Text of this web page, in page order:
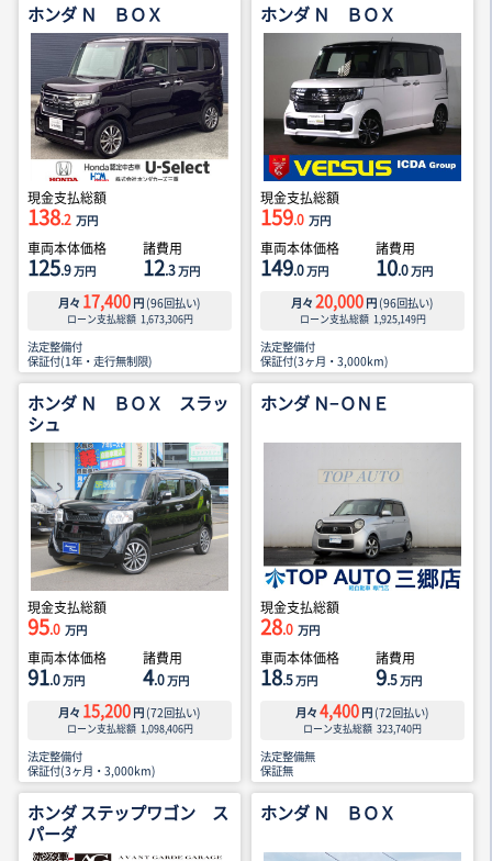
ホンダ Ｎ ＢＯＸ
現金支払総額
138.2 万円
車両本体価格
125.9万円
諸費用
12.3万円
月々 17,400 円 (96回払い)
ローン支払総額 1,673,306円
法定整備付
保証付(1年・走行無制限)
ホンダ Ｎ ＢＯＸ
現金支払総額
159.0 万円
車両本体価格
149.0万円
諸費用
10.0万円
月々 20,000 円 (96回払い)
ローン支払総額 1,925,149円
法定整備付
保証付(3ヶ月・3,000km)
ホンダ Ｎ ＢＯＸ スラッ
シュ
現金支払総額
95.0 万円
車両本体価格
91.0万円
諸費用
4.0万円
月々 15,200 円 (72回払い)
ローン支払総額 1,098,406円
法定整備付
保証付(3ヶ月・3,000km)
ホンダ Ｎ−ＯＮＥ
現金支払総額
28.0 万円
車両本体価格
18.5万円
諸費用
9.5万円
月々 4,400 円 (72回払い)
ローン支払総額 323,740円
法定整備無
保証無
ホンダ ステップワゴン ス
パーダ
ホンダ Ｎ ＢＯＸ